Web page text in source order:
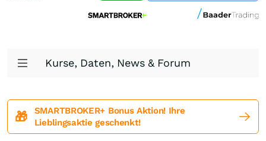
Kurse, Daten, News & Forum
🎁
SMARTBROKER+ Bonus Aktion! Ihre
Lieblingsaktie geschenkt!